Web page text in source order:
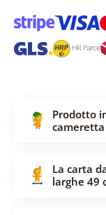
Prodotto
La carta
larghe 49